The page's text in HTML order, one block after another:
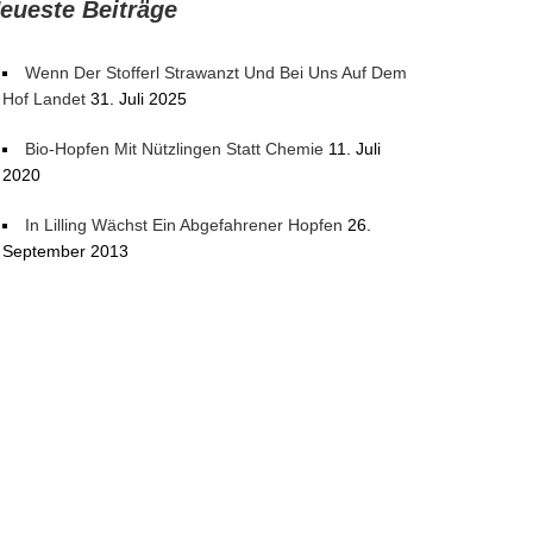
Beiträge
Wenn Der Stofferl Strawanzt Und Bei Uns Auf Dem
Hof Landet 31. Juli 2025
Bio-Hopfen Mit Nützlingen Statt Chemie 11. Juli
2020
In Lilling Wächst Ein Abgefahrener Hopfen 26.
September 2013